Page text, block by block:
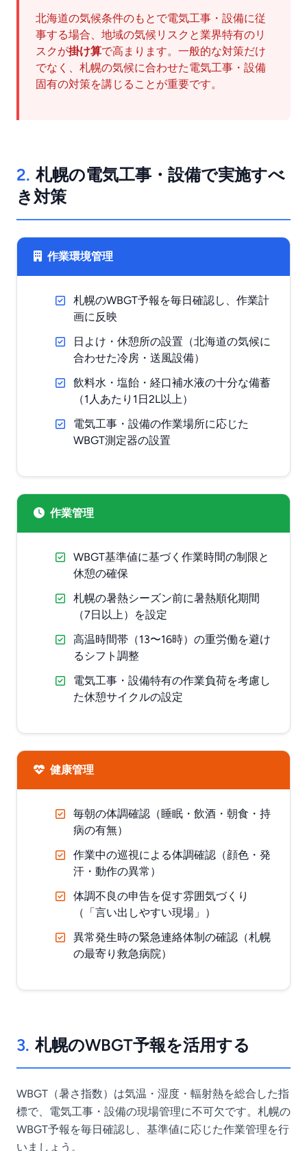
北海道の気候条件のもとで電気工事・設備に従
事する場合、地域の気候リスクと業界特有のリ
スクが掛け算で高まります。一般的な対策だけ
でなく、札幌の気候に合わせた電気工事・設備
固有の対策を講じることが重要です。
2. 札幌の電気工事・設備で実施すべ
き対策
作業環境管理
札幌のWBGT予報を毎日確認し、作業計
画に反映
日よけ・休憩所の設置（北海道の気候に
合わせた冷房・送風設備）
飲料水・塩飴・経口補水液の十分な備蓄
（1人あたり1日2L以上）
電気工事・設備の作業場所に応じた
WBGT測定器の設置
作業管理
WBGT基準値に基づく作業時間の制限と
休憩の確保
札幌の暑熱シーズン前に暑熱順化期間
（7日以上）を設定
高温時間帯（13〜16時）の重労働を避け
るシフト調整
電気工事・設備特有の作業負荷を考慮し
た休憩サイクルの設定
健康管理
毎朝の体調確認（睡眠・飲酒・朝食・持
病の有無）
作業中の巡視による体調確認（顔色・発
汗・動作の異常）
体調不良の申告を促す雰囲気づくり
（「言い出しやすい現場」）
異常発生時の緊急連絡体制の確認（札幌
の最寄り救急病院）
3. 札幌のWBGT予報を活用する
WBGT（暑さ指数）は気温・湿度・輻射熱を総合した指
標で、電気工事・設備の現場管理に不可欠です。札幌の
WBGT予報を毎日確認し、基準値に応じた作業管理を行
いましょう。